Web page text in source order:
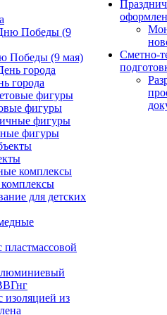
Победы (9 мая)
города
фигуры
фигуры
комплексы
для детских
изоляцией из
Сметно-